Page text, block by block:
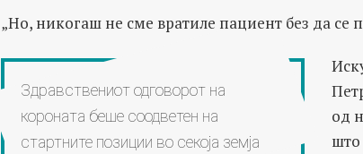
„Но, никогаш не сме вратиле пациент без да се
Здравствениот одговорот на
короната беше соодветен на
стартните позиции во секоја земја
од
што